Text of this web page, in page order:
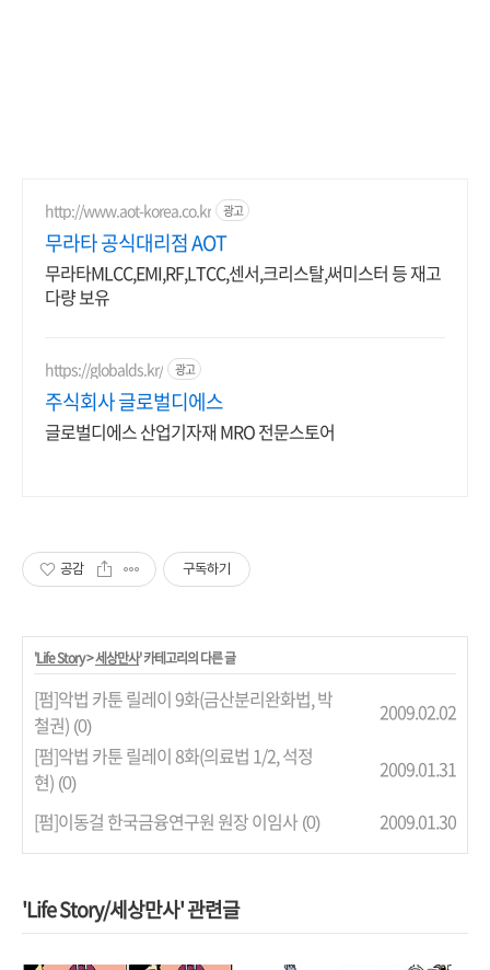
http://www.aot-korea.co.kr 광고
무라타 공식대리점 AOT
무라타MLCC,EMI,RF,LTCC,센서,크리스탈,써미스터 등 재고
다량 보유
https://globalds.kr/ 광고
주식회사 글로벌디에스
글로벌디에스 산업기자재 MRO 전문스토어
공감 구독하기
'Life Story>세상만사' 카테고리의 다른 글
[펌]악법 카툰 릴레이 9화(금산분리완화법, 박
철권) (0)
2009.02.02
[펌]악법 카툰 릴레이 8화(의료법 1/2, 석정
현) (0)
2009.01.31
[펌]이동걸 한국금융연구원 원장 이임사 (0) 2009.01.30
'Life Story/세상만사' 관련글